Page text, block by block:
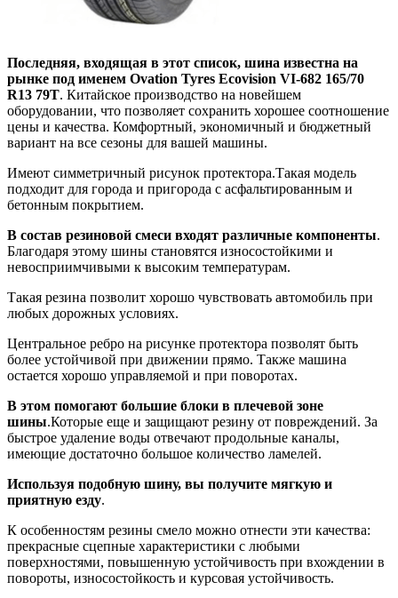
Последняя, входящая в этот список, шина известна на
рынке под именем Ovation Tyres Ecovision VI-682 165/70
R13 79T. Китайское производство на новейшем
оборудовании, что позволяет сохранить хорошее соотношение
цены и качества. Комфортный, экономичный и бюджетный
вариант на все сезоны для вашей машины.
Имеют симметричный рисунок протектора.Такая модель
подходит для города и пригорода с асфальтированным и
бетонным покрытием.
В состав резиновой смеси входят различные компоненты.
Благодаря этому шины становятся износостойкими и
невосприимчивыми к высоким температурам.
Такая резина позволит хорошо чувствовать автомобиль при
любых дорожных условиях.
Центральное ребро на рисунке протектора позволят быть
более устойчивой при движении прямо. Также машина
остается хорошо управляемой и при поворотах.
В этом помогают большие блоки в плечевой зоне
шины.Которые еще и защищают резину от повреждений. За
быстрое удаление воды отвечают продольные каналы,
имеющие достаточно большое количество ламелей.
Используя подобную шину, вы получите мягкую и
приятную езду.
К особенностям резины смело можно отнести эти качества:
прекрасные сцепные характеристики с любыми
поверхностями, повышенную устойчивость при вхождении в
повороты, износостойкость и курсовая устойчивость.